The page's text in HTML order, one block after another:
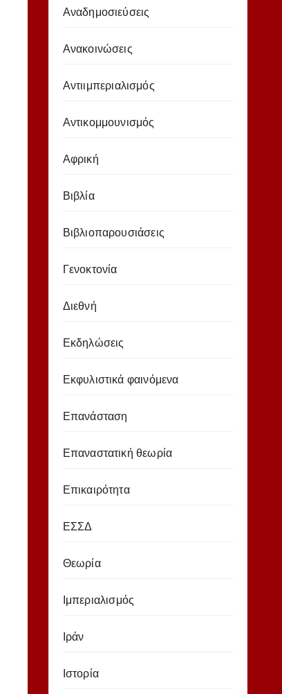
Αναδημοσιεύσεις
Ανακοινώσεις
Αντιιμπεριαλισμός
Αντικομμουνισμός
Αφρική
Βιβλία
Βιβλιοπαρουσιάσεις
Γενοκτονία
Διεθνή
Εκδηλώσεις
Εκφυλιστικά φαινόμενα
Επανάσταση
Επαναστατική θεωρία
Επικαιρότητα
ΕΣΣΔ
Θεωρία
Ιμπεριαλισμός
Ιράν
Ιστορία